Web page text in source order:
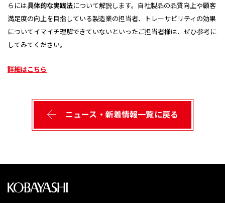
らには具体的な実践法について解説します。自社製品の品質向上や顧客
満足度の向上を目指している製造業の担当者、トレーサビリティの効果
についてイマイチ理解できていないといったご担当者様は、ぜひ参考に
してみてください。
詳細はこちら
ニュース・新着情報一覧に戻る